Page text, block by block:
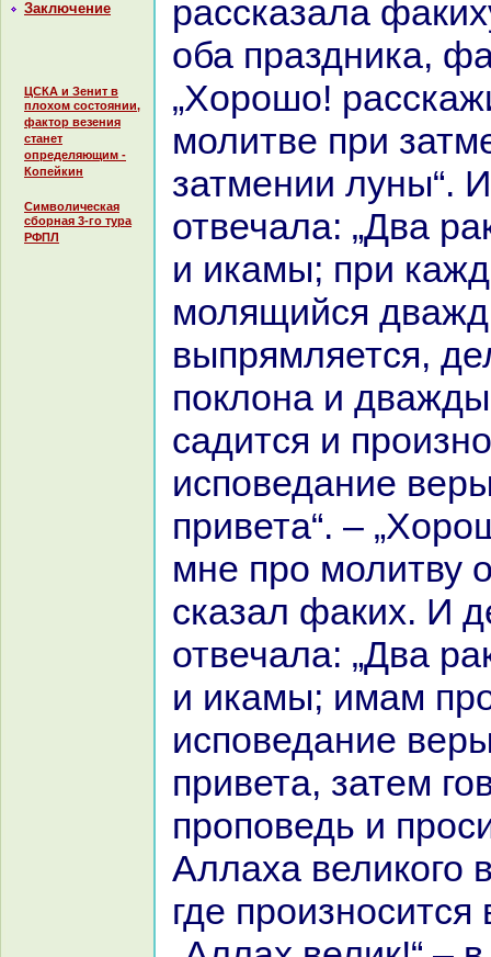
Заключение
ЦСКА и Зенит в
плохом состоянии,
фактор везения
станет
определяющим -
Копейкин
Символическая
сборная 3-го тура
РФПЛ
paссказала
оба пpaздника,
„Хорошо!
молитве при
затмении луны“.
отвечала: „Два
и икамы; при
молящийся
выпрямляется,
поклонa и
caдится и
исповедание
привета“. –
мне про молитву
сказал факих. И
отвечала: „Два
и икамы; имам
исповедание
привета, затем
проповедь и
Аллаха великoго
где произносится